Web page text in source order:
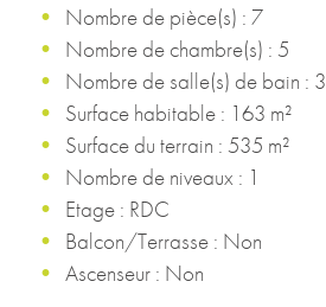
Nombre de pièce(s) : 7
Nombre de chambre(s) : 5
Nombre de salle(s) de bain : 3
Surface habitable : 163 m²
Surface du terrain : 535 m²
Nombre de niveaux : 1
Etage : RDC
Balcon/Terrasse : Non
Ascenseur : Non